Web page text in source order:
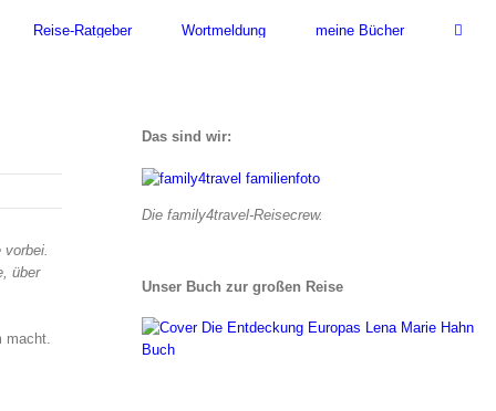
Reise-Ratgeber Wortmeldung meine Bücher
über
macht.
Das sind wir:
Die family4travel-Reisecrew.
Unser Buch zur großen Reise